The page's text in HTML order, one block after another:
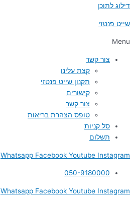
דילוג לתוכן
שייט פנטזי
Menu
צור קשר
קצת עלינו
תקנון שייט פנטזי
קישורים
צור קשר
טופס הצהרת בריאות
סל קניות
תשלום
Whatsapp Facebook Youtube Instagram
050-9180000
Whatsapp Facebook Youtube Instagram